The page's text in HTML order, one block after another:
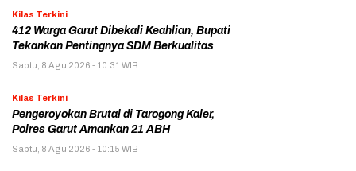
Kilas Terkini
412 Warga Garut Dibekali Keahlian, Bupati
Tekankan Pentingnya SDM Berkualitas
Sabtu, 8 Agu 2026 - 10:31 WIB
Kilas Terkini
Pengeroyokan Brutal di Tarogong Kaler,
Polres Garut Amankan 21 ABH
Sabtu, 8 Agu 2026 - 10:15 WIB